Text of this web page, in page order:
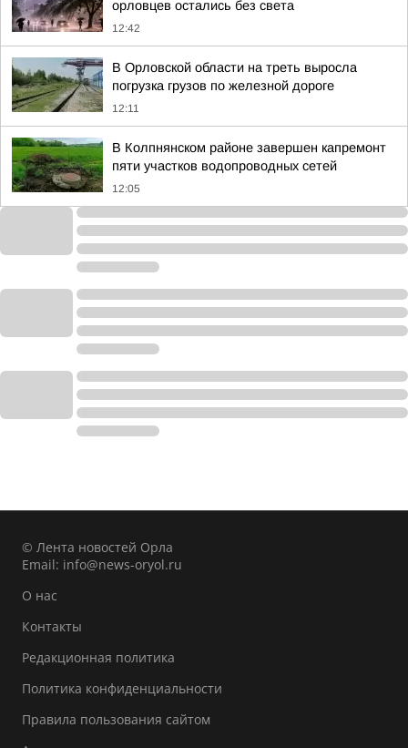
орловцев остались без света
12:42
В Орловской области на треть выросла
погрузка грузов по железной дороге
12:11
В Колпнянском районе завершен капремонт
пяти участков водопроводных сетей
12:05
© Лента новостей Орла
Email: info@news-oryol.ru
О нас
Контакты
Редакционная политика
Политика конфиденциальности
Правила пользования сайтом